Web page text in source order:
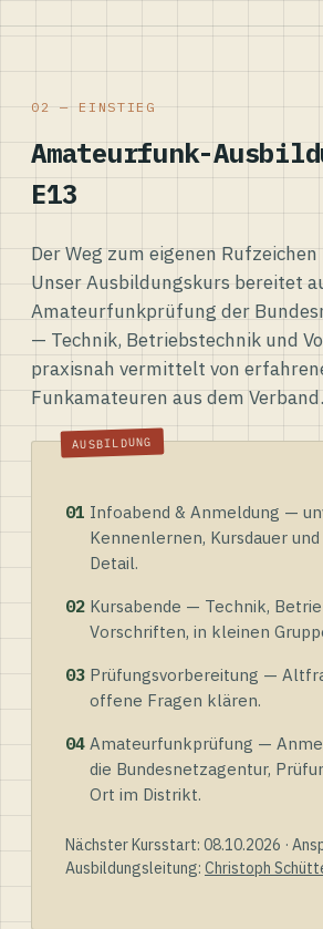
02 — EINSTIEG
Amateurfunk-
E13
Der Weg zum eigenen
Unser Ausbildungskurs bereitet
Amateurfunkprüfung der
— Technik, Betriebstechnik und
praxisnah vermittelt von
Funkamateuren aus dem Verband.
01 Infoabend & Anmeldung —
Kennenlernen, Kursdauer
Detail.
02 Kursabende — Technik,
Vorschriften, in kleinen
03 Prüfungsvorbereitung —
offene Fragen klären.
04 Amateurfunkprüfung —
die Bundesnetzagentur,
Ort im Distrikt.
Nächster Kursstart: 08.10.2026 ·
Ausbildungsleitung: Christoph